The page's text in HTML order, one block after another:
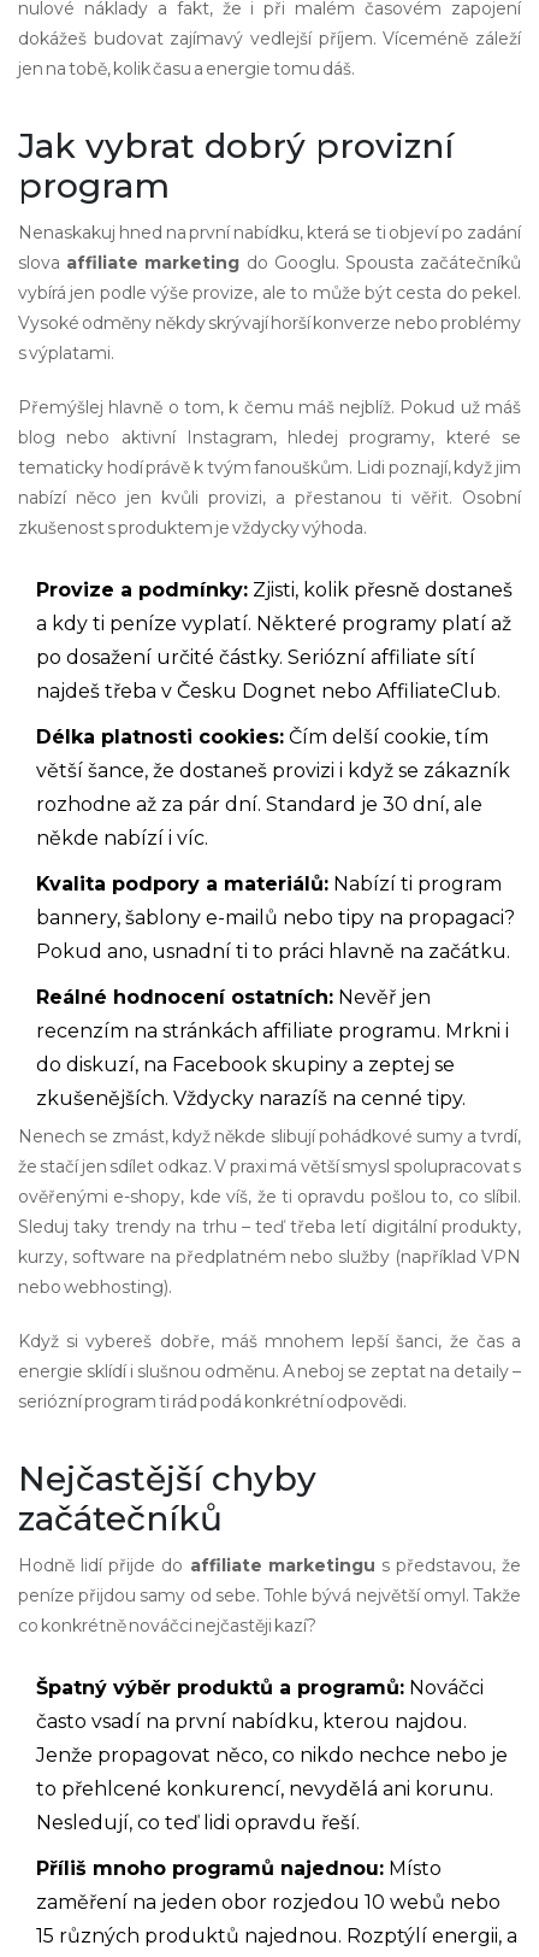
nulové náklady a fakt, že i při malém časovém zapojení
dokážeš budovat zajímavý vedlejší příjem. Víceméně záleží
jen na tobě, kolik času a energie tomu dáš.
Jak vybrat dobrý provizní
program
Nenaskakuj hned na první nabídku, která se ti objeví po zadání
slova affiliate marketing do Googlu. Spousta začátečníků
vybírá jen podle výše provize, ale to může být cesta do pekel.
Vysoké odměny někdy skrývají horší konverze nebo problémy
s výplatami.
Přemýšlej hlavně o tom, k čemu máš nejblíž. Pokud už máš
blog nebo aktivní Instagram, hledej programy, které se
tematicky hodí právě k tvým fanouškům. Lidi poznají, když jim
nabízí něco jen kvůli provizi, a přestanou ti věřit. Osobní
zkušenost s produktem je vždycky výhoda.
Provize a podmínky: Zjisti, kolik přesně dostaneš
a kdy ti peníze vyplatí. Některé programy platí až
po dosažení určité částky. Seriózní affiliate sítí
najdeš třeba v Česku Dognet nebo AffiliateClub.
Délka platnosti cookies: Čím delší cookie, tím
větší šance, že dostaneš provizi i když se zákazník
rozhodne až za pár dní. Standard je 30 dní, ale
někde nabízí i víc.
Kvalita podpory a materiálů: Nabízí ti program
bannery, šablony e-mailů nebo tipy na propagaci?
Pokud ano, usnadní ti to práci hlavně na začátku.
Reálné hodnocení ostatních: Nevěř jen
recenzím na stránkách affiliate programu. Mrkni i
do diskuzí, na Facebook skupiny a zeptej se
zkušenějších. Vždycky narazíš na cenné tipy.
Nenech se zmást, když někde slibují pohádkové sumy a tvrdí,
že stačí jen sdílet odkaz. V praxi má větší smysl spolupracovat s
ověřenými e-shopy, kde víš, že ti opravdu pošlou to, co slíbil.
Sleduj taky trendy na trhu – teď třeba letí digitální produkty,
kurzy, software na předplatném nebo služby (například VPN
nebo webhosting).
Když si vybereš dobře, máš mnohem lepší šanci, že čas a
energie sklídí i slušnou odměnu. A neboj se zeptat na detaily –
seriózní program ti rád podá konkrétní odpovědi.
Nejčastější chyby
začátečníků
Hodně lidí přijde do affiliate marketingu s představou, že
peníze přijdou samy od sebe. Tohle bývá největší omyl. Takže
co konkrétně nováčci nejčastěji kazí?
Špatný výběr produktů a programů: Nováčci
často vsadí na první nabídku, kterou najdou.
Jenže propagovat něco, co nikdo nechce nebo je
to přehlcené konkurencí, nevydělá ani korunu.
Nesledují, co teď lidi opravdu řeší.
Příliš mnoho programů najednou: Místo
zaměření na jeden obor rozjedou 10 webů nebo
15 různých produktů najednou. Rozptýlí energii, a